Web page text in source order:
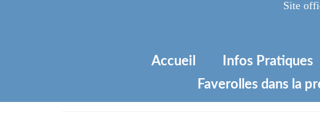
Site
Accueil Infos Pratiques
Faverolles dans la